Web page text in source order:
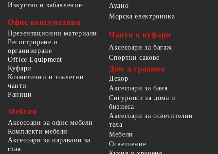
Изкуство и забавление
Офис консумативи
Презентационни материали
Регистриране и
организиране
Office Equipment
Аудио
Морска електроника
Чанти и куфари
Аксесоари за багаж
Спортни сакове
Куфари
Козметични и тоалетни
чанти
Раници
Мебели
Аксесоари за офис мебели
Комплекти мебели
Аксесоари за паравани за
стая
Дом и градина
Декор
Аксесоари за баня
Сигурност за дома и
бизнеса
Аксесоари за осветителни
тела
Мебели
Осветление